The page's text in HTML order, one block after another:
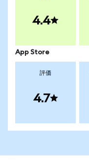
4.4
App Store
評価
4.7